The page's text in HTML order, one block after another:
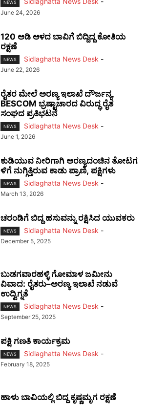
NEWS
June 24, 2026
120 ಅಡಿ ಆಳದ ಬಾವಿಗೆ ಬಿದ್ದಿದ್ದ ಕೋತಿಯ
ರಕ್ಷಣೆ
NEWS Sidlaghatta News Desk -
June 22, 2026
ರೈತರ ಮೇಲೆ ಅರಣ್ಯ ಇಲಾಖೆ ದೌರ್ಜನ್ಯ,
BESCOM ಭ್ರಷ್ಟಾಚಾರದ ವಿರುದ್ಧ ರೈತ
ಸಂಘದ ಪ್ರತಿಭಟನೆ
NEWS Sidlaghatta News Desk -
June 1, 2026
ಕುಡಿಯುವ ನೀರಿಗಾಗಿ ಅರಣ್ಯದಂಚಿನ ತೋಟಗ
ಳಿಗೆ ನುಗ್ಗಿತ್ತಿರುವ ಕಾಡು ಪ್ರಾಣಿ, ಪಕ್ಷಿಗಳು
NEWS Sidlaghatta News Desk -
March 13, 2026
ಚರಂಡಿಗೆ ಬಿದ್ದ ಹಸುವನ್ನು ರಕ್ಷಿಸಿದ ಯುವಕರು
NEWS Sidlaghatta News Desk -
December 5, 2025
ಬುಡಗವಾರಹಳ್ಳಿ ಗೋಮಾಳ ಜಮೀನು
ವಿವಾದ: ರೈತರು–ಅರಣ್ಯ ಇಲಾಖೆ ನಡುವೆ
ಉದ್ವಿಗ್ನತೆ
NEWS Sidlaghatta News Desk -
September 25, 2025
ಪಕ್ಷಿ ಗಣತಿ ಕಾರ್ಯಕ್ರಮ
NEWS Sidlaghatta News Desk -
February 18, 2025
ಹಾಳು ಬಾವಿಯಲ್ಲಿ ಬಿದ್ದ ಕೃಷ್ಣಮೃಗ ರಕ್ಷಣೆ